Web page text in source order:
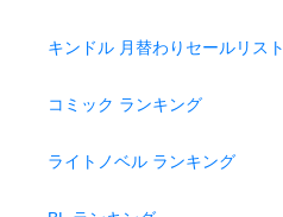
キンドル 月替わりセールリスト
コミック ランキング
ライトノベル ランキング